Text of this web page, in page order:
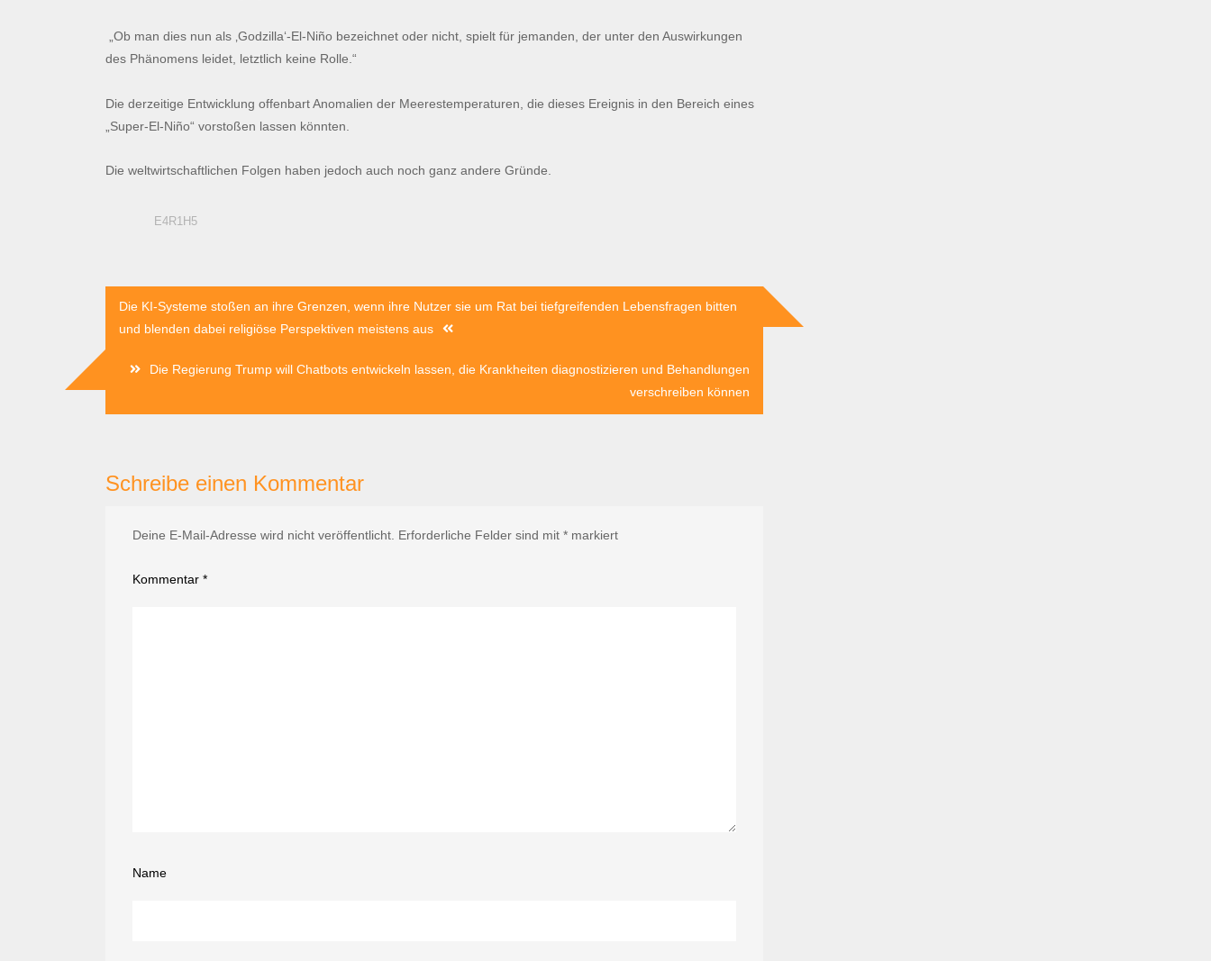
„Ob man dies nun als ‚Godzilla‘-El-Niño bezeichnet oder nicht, spielt für jemanden, der unter den Auswirkungen
des Phänomens leidet, letztlich keine Rolle.“
Die derzeitige Entwicklung offenbart Anomalien der Meerestemperaturen, die dieses Ereignis in den Bereich eines
„Super-El-Niño“ vorstoßen lassen könnten.
Die weltwirtschaftlichen Folgen haben jedoch auch noch ganz andere Gründe.
E4R1H5
Beitragsnavigation
Die KI-Systeme stoßen an ihre Grenzen, wenn ihre Nutzer sie um Rat bei tiefgreifenden Lebensfragen bitten
und blenden dabei religiöse Perspektiven meistens aus
Die Regierung Trump will Chatbots entwickeln lassen, die Krankheiten diagnostizieren und Behandlungen
verschreiben können
Schreibe einen Kommentar
Deine E-Mail-Adresse wird nicht veröffentlicht. Erforderliche Felder sind mit * markiert
Kommentar *
Name